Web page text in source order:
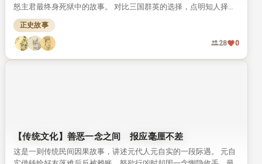
怒主君最终身死狱中的故事。 对比三国群英的选择，点明知人择
主、明哲远祸的人生道理，读来引人深思。
正史故事
28 0
【传统文化】善恶一念之间 报应毫厘不差
这是一则传统民间因果故事，讲述元代人元自实的一段际遇。 元自